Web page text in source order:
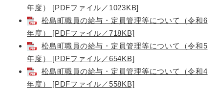
年度） [PDFファイル／1023KB]
松島町職員の給与・定員管理等について（令和6
年度） [PDFファイル／718KB]
松島町職員の給与・定員管理等について（令和5
年度） [PDFファイル／654KB]
松島町職員の給与・定員管理等について（令和4
年度） [PDFファイル／558KB]